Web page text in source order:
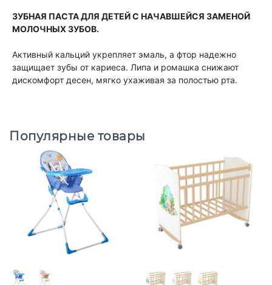
ЗУБНАЯ ПАСТА ДЛЯ ДЕТЕЙ С НАЧАВШЕЙСЯ ЗАМЕНОЙ
МОЛОЧНЫХ ЗУБОВ.
Активный кальций укрепляет эмаль, а фтор надежно
защищает зубы от кариеса. Липа и ромашка снижают
дискомфорт десен, мягко ухаживая за полостью рта.
Популярные товары